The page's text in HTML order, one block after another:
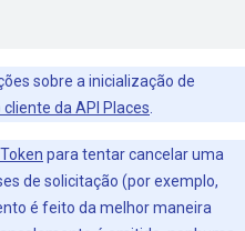
sobre a inicialização de
cliente da API Places
para tentar cancelar uma
de solicitação (por exemplo,
é feito da melhor maneira